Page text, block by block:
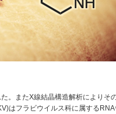
。またX線結晶構造解析によりそ
はフラビウイルス科に属する